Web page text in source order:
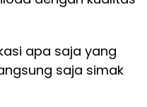
apa saja yang
saja simak